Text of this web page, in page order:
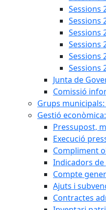
Sessions
Sessions
Sessions
Sessions
Sessions
Sessions
Junta de
Comissió
Grups
Gestió
Pressupost,
Execució
Compliment
Indicadors
Compte
Ajuts i
Contractes